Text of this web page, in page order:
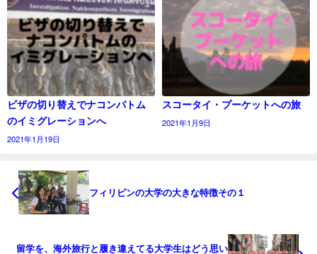
ビザの切り替えでナコンパトム
のイミグレーションへ
2021年1月19日
スコータイ・プーケットへの旅
2021年1月9日
フィリピンの大学の大きな特徴その１
留学を、海外旅行と履き違えてる大学生はどう思い